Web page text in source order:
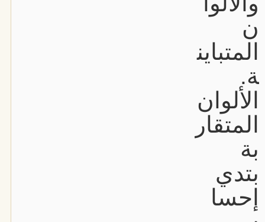
ن
المتباين
ة.
الألوان
المتقار
بة
بتدي
إحسا